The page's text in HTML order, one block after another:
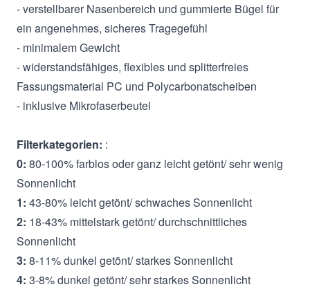
- verstellbarer Nasenbereich und gummierte Bügel für
ein angenehmes, sicheres Tragegefühl
- minimalem Gewicht
- widerstandsfähiges, flexibles und splitterfreies
Fassungsmaterial PC und Polycarbonatscheiben
- inklusive Mikrofaserbeutel
Filterkategorien: :
0: 80-100% farblos oder ganz leicht getönt/ sehr wenig
Sonnenlicht
1: 43-80% leicht getönt/ schwaches Sonnenlicht
2: 18-43% mittelstark getönt/ durchschnittliches
Sonnenlicht
3: 8-11% dunkel getönt/ starkes Sonnenlicht
4: 3-8% dunkel getönt/ sehr starkes Sonnenlicht